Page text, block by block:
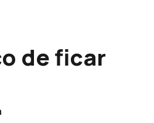
de ficar